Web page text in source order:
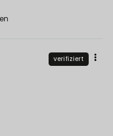
verifiziert